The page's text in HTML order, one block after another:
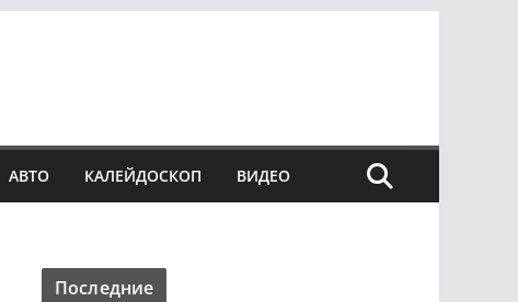
АВТО КАЛЕЙДОСКОП ВИДЕО
Последние